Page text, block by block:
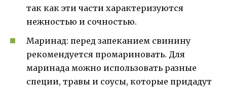
так как эти части характеризуются
нежностью и сочностью.
Маринад: перед запеканием свинину
рекомендуется промариновать. Для
маринада можно использовать разные
специи, травы и соусы, которые придадут